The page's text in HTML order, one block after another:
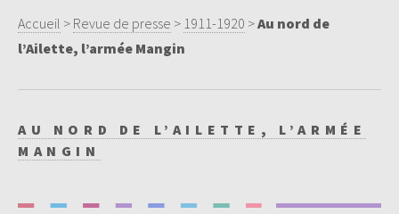
Accueil > Revue de presse > 1911-1920 >Au nord de
l’Ailette, l’armée Mangin
AU NORD DE L’AILETTE, L’ARMÉE
MANGIN